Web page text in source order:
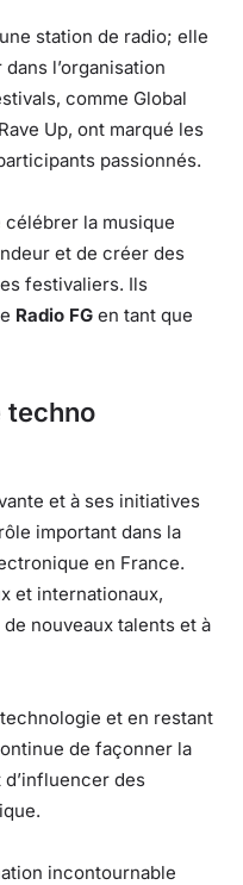
station de radio; elle
l’organisation
comme Global
Up, ont marqué les
passionnés.
la musique
et de créer des
festivaliers. Ils
Radio FG en tant que
techno
et à ses initiatives
important dans la
en France.
et internationaux,
nouveaux talents et à
et en restant
de façonner la
des
incontournable